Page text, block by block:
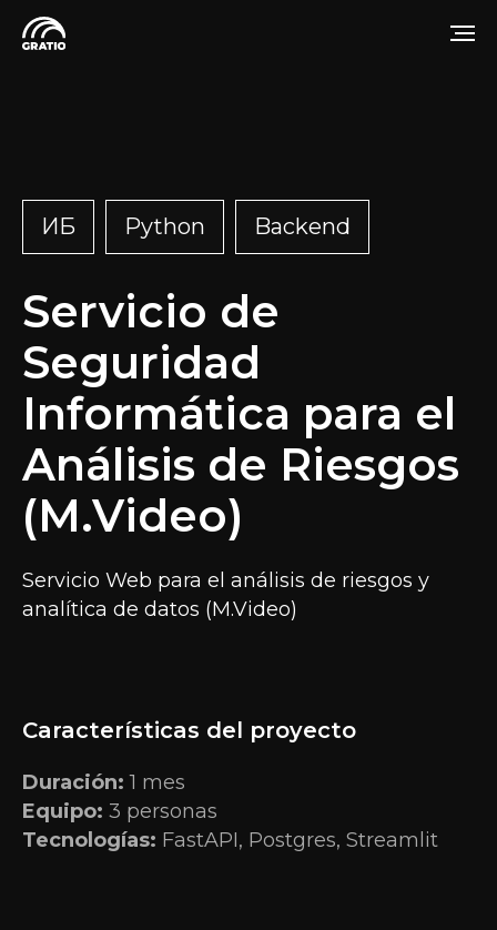
ИБ Python Backend
Servicio de
Seguridad
Informática para el
Análisis de Riesgos
(M.Video)
Servicio Web para el análisis de riesgos y
analítica de datos (M.Video)
Características del proyecto
Duración: 1 mes
Equipo: 3 personas
Tecnologías: FastAPI, Postgres, Streamlit